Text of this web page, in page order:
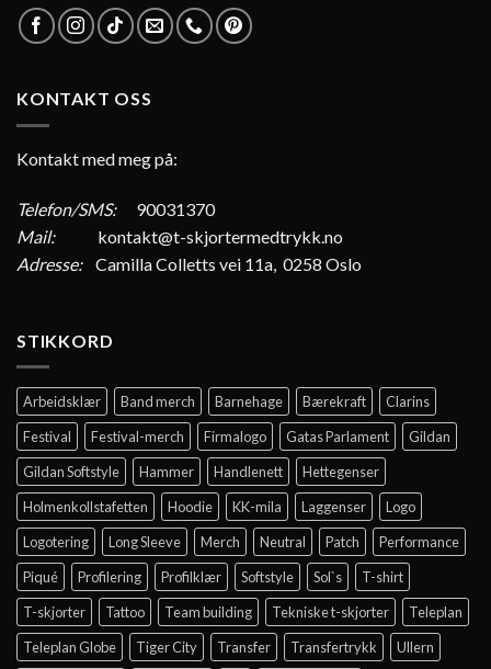
KONTAKT OSS
Kontakt med meg på:
Telefon/SMS:
90031370
Mail:
kontakt@t-skjortermedtrykk.no
Adresse: Camilla Colletts vei 11a, 0258 Oslo
STIKKORD
Arbeidsklær Band merch Barnehage Bærekraft
Clarins
Festival
Festival-merch Firmalogo Gatas Parlament
Gildan
Gildan Softstyle
Hammer Handlenett
Hettegenser
Holmenkollstafetten
Hoodie KK-mila Laggenser
Logo
Logotering
Long Sleeve Merch Neutral Patch
Performance
Piqué
Profilering Profilklær Softstyle Sol`s
T-shirt
T-skjorter
Tattoo Team building Tekniske t-skjorter
Teleplan
Teleplan Globe
Tiger City Transfer Transfertrykk Ullern